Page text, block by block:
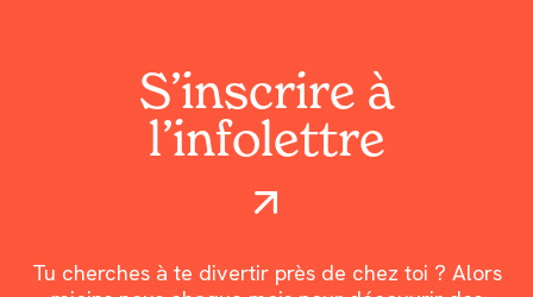
S’inscrire à
l’infolettre
Tu cherches à te divertir près de chez toi ? Alors